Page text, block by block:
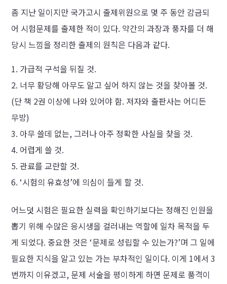
좀 지난 일이지만 국가고시 출제위원으로 몇 주 동안 감금되
어 시험문제를 출제한 적이 있다. 약간의 과장과 풍자를 더 해
당시 느낌을 정리한 출제의 원칙은 다음과 같다.
가급적 구석을 뒤질 것.
너무 황당해 아무도 알고 싶어 하지 않는 것을 찾아볼 것.
(단 책 2권 이상에 나와 있어야 함. 저자와 출판사는 어디든
무방)
아무 쓸데 없는, 그러나 아주 정확한 사실을 찾을 것.
어렵게 쓸 것.
관료를 교란할 것.
‘시험의 유효성’에 의심이 들게 할 것.
어느덧 시험은 필요한 실력을 확인하기보다는 정해진 인원을
뽑기 위해 수많은 응시생을 걸러내는 역할에 일차 목적을 두
게 되었다. 중요한 것은 ‘문제로 성립할 수 있는가?’며 그 일에
필요한 지식을 알고 있는 가는 부차적인 일이다. 이게 1에서 3
번까지 이유겠고, 문제 서술을 평이하게 하면 문제로 품격이